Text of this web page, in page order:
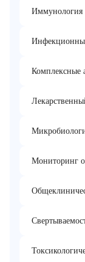
Иммунология
Комплексные
Мониторинг